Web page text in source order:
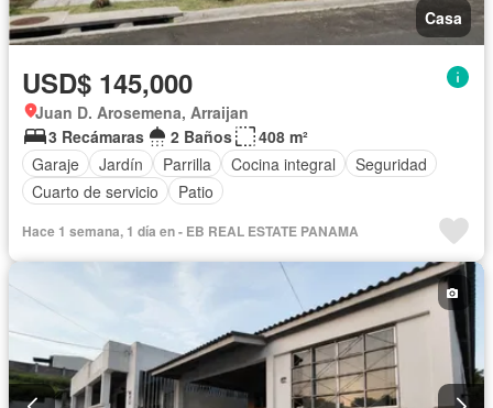
Casa
USD$ 145,000
Juan D. Arosemena, Arraijan
3 Recámaras
2 Baños
408 m²
Garaje
Jardín Parrilla Cocina integral
Seguridad
Cuarto de servicio
Patio
Hace 1 semana, 1 día en - EB REAL ESTATE PANAMA